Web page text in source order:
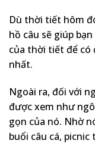
Dù thời tiết hôm
hồ câu sẽ giúp
của thời tiết để có
nhất.
Ngoài ra, đối với
được xem như
gọn của nó. Nhờ
buổi câu cá, picnic